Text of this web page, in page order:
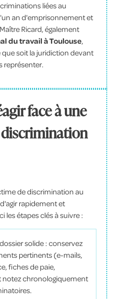
liées au
an d'emprisonnement et
Ricard, également
du travail à Toulouse,
que soit la juridiction devant
représenter.
face à une
de discrimination au
rapidement et
étapes clés à suivre :
solide : conservez
pertinents (e-mails,
fiches de paie,
notez chronologiquement